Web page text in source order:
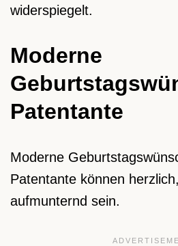
widerspiegelt.
Moderne
Patentante
Moderne
Patentante können
aufmunternd sein.